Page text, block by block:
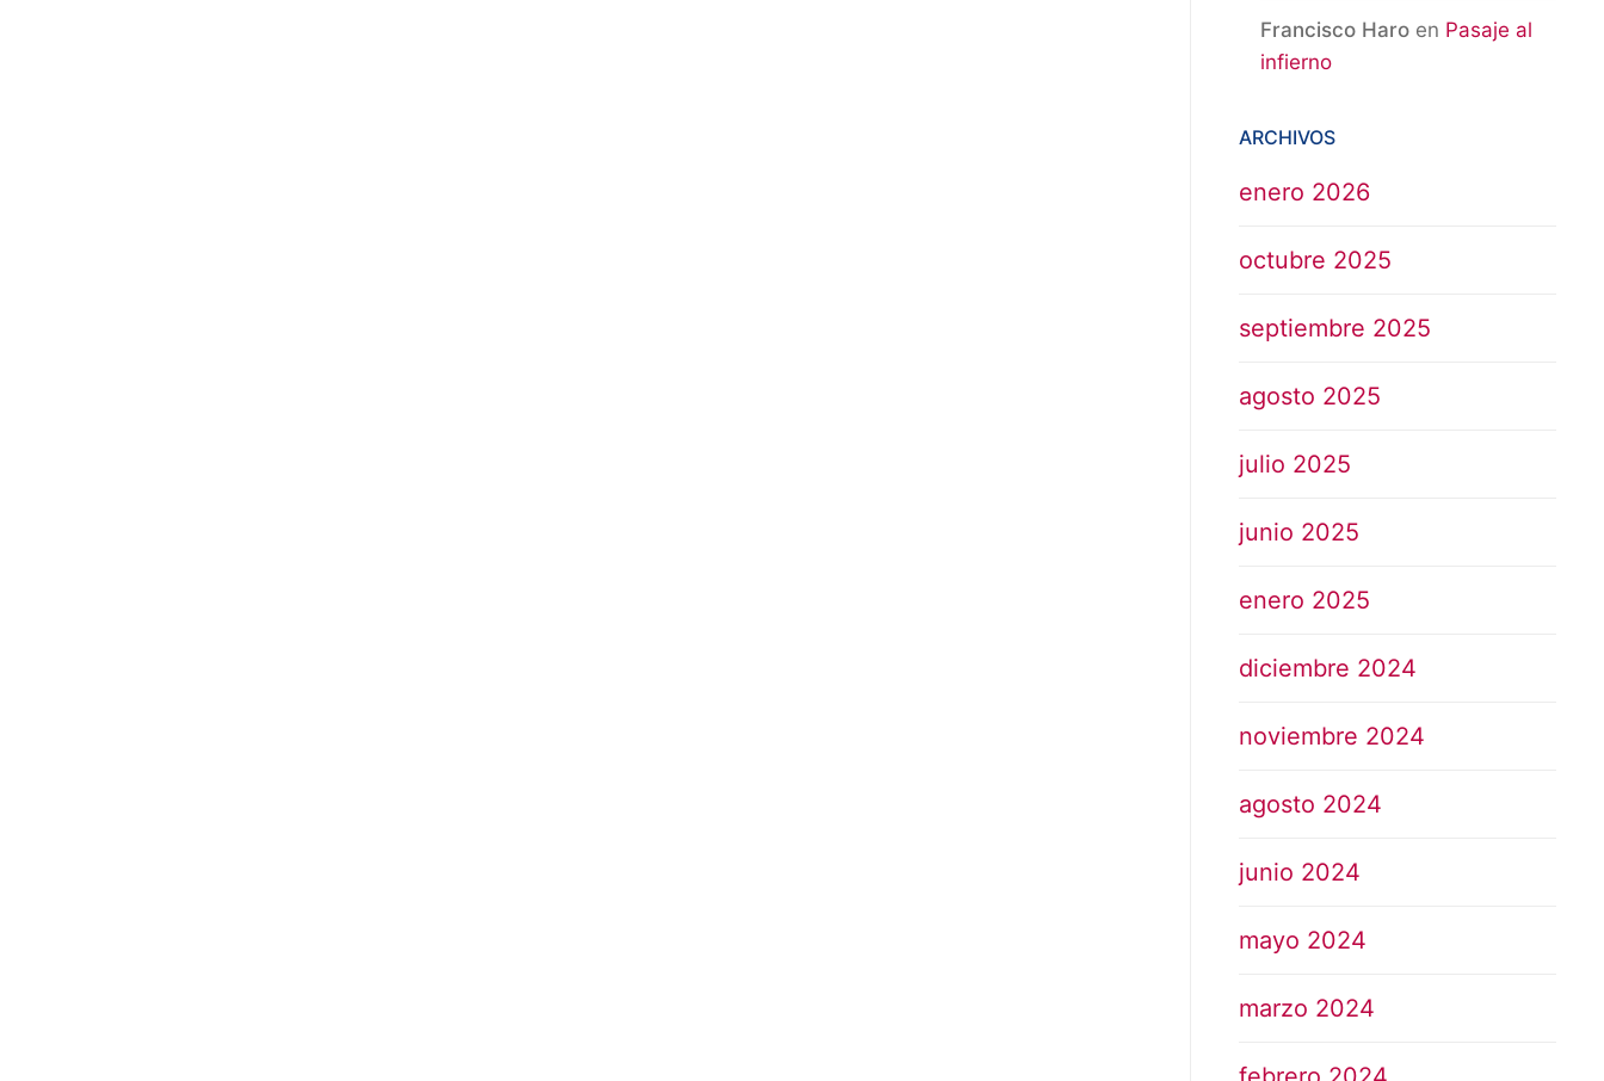
Francisco Haro en Pasaje al
infierno
ARCHIVOS
enero 2026
octubre 2025
septiembre 2025
agosto 2025
julio 2025
junio 2025
enero 2025
diciembre 2024
noviembre 2024
agosto 2024
junio 2024
mayo 2024
marzo 2024